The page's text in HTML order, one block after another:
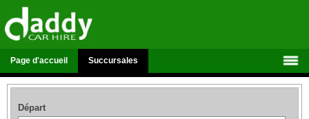
Page d'accueil Succursales
Départ